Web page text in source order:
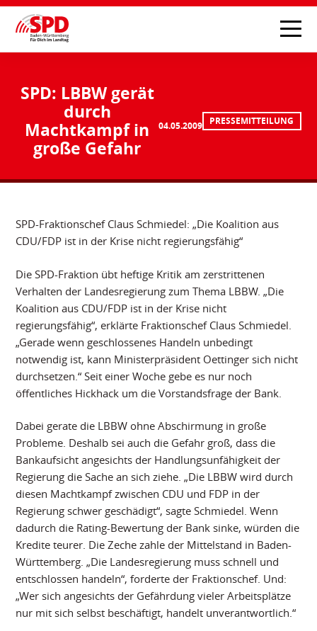
SPD: LBBW gerät
durch
Machtkampf in
große Gefahr
04.05.2009 PRESSEMITTEILUNG
SPD-Fraktionschef Claus Schmiedel: „Die Koalition aus
CDU/FDP ist in der Krise nicht regierungsfähig“
Die SPD-Fraktion übt heftige Kritik am zerstrittenen
Verhalten der Landesregierung zum Thema LBBW. „Die
Koalition aus CDU/FDP ist in der Krise nicht
regierungsfähig“, erklärte Fraktionschef Claus Schmiedel.
„Gerade wenn geschlossenes Handeln unbedingt
notwendig ist, kann Ministerpräsident Oettinger sich nicht
durchsetzen.“ Seit einer Woche gebe es nur noch
öffentliches Hickhack um die Vorstandsfrage der Bank.
Dabei gerate die LBBW ohne Abschirmung in große
Probleme. Deshalb sei auch die Gefahr groß, dass die
Bankaufsicht angesichts der Handlungsunfähigkeit der
Regierung die Sache an sich ziehe. „Die LBBW wird durch
diesen Machtkampf zwischen CDU und FDP in der
Regierung schwer geschädigt“, sagte Schmiedel. Wenn
dadurch die Rating-Bewertung der Bank sinke, würden die
Kredite teurer. Die Zeche zahle der Mittelstand in Baden-
Württemberg. „Die Landesregierung muss schnell und
entschlossen handeln“, forderte der Fraktionschef. Und:
„Wer sich angesichts der Gefährdung vieler Arbeitsplätze
nur mit sich selbst beschäftigt, handelt unverantwortlich.“